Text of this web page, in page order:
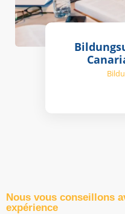
Nous vous conseillons
expérience